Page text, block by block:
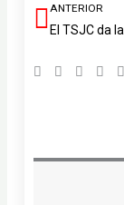
Ant
ANTERIOR